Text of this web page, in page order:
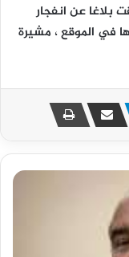
بلاغا عن انفجار
في الموقع ، مشيرة